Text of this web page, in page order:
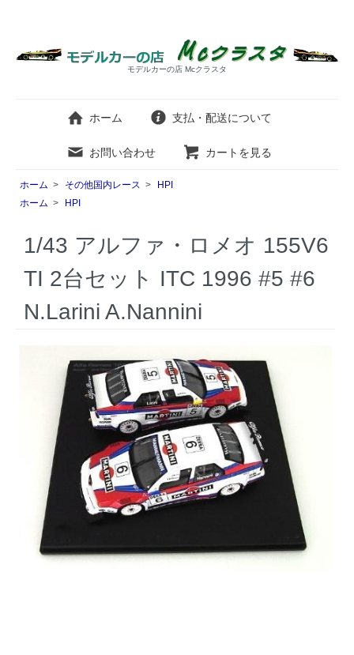
モデルカーの店 Mcクラスタ
ホーム 支払・配送について
お問い合わせ カートを見る
ホーム > その他国内レース >
HPI
ホーム > HPI
1/43 アルファ・ロメオ 155V6
TI 2台セット ITC 1996 #5 #6
N.Larini A.Nannini